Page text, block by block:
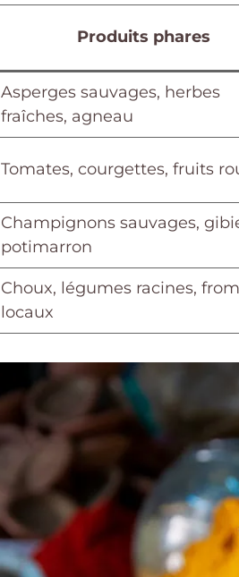
Produits phares
Asperges sauvages, herbes
fraîches, agneau
Tomates, courgettes, fruits
Champignons sauvages,
potimarron
Choux, légumes racines,
locaux